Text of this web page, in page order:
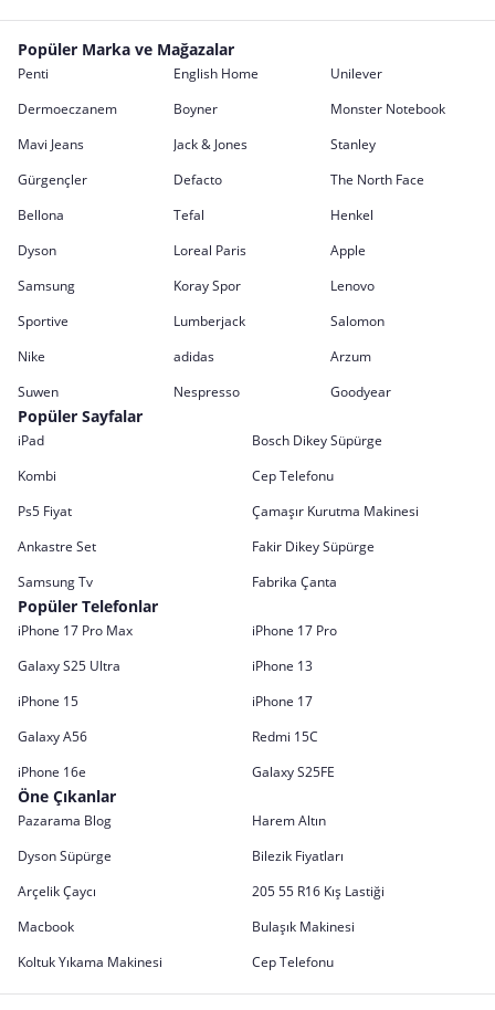
Popüler Marka ve Mağazalar
Penti English Home
Unilever
Dermoeczanem
Boyner
Monster Notebook
Mavi Jeans
Jack & Jones
Stanley
Gürgençler
Defacto
The North Face
Bellona
Tefal
Henkel
Dyson
Loreal Paris
Apple
Samsung
Koray Spor
Lenovo
Sportive
Lumberjack
Salomon
Nike
adidas
Arzum
Suwen
Nespresso Goodyear
Popüler Sayfalar
iPad
Bosch Dikey Süpürge
Kombi
Cep Telefonu
Ps5 Fiyat
Çamaşır Kurutma Makinesi
Ankastre Set
Fakir Dikey Süpürge
Samsung Tv
Fabrika Çanta
Popüler Telefonlar
iPhone 17 Pro Max
iPhone 17 Pro
Galaxy S25 Ultra
iPhone 13
iPhone 15
iPhone 17
Galaxy A56
Redmi 15C
iPhone 16e
Galaxy S25FE
Öne Çıkanlar
Pazarama Blog
Harem Altın
Dyson Süpürge
Bilezik Fiyatları
Arçelik Çaycı
205 55 R16 Kış Lastiği
Macbook
Bulaşık Makinesi
Koltuk Yıkama Makinesi
Cep Telefonu